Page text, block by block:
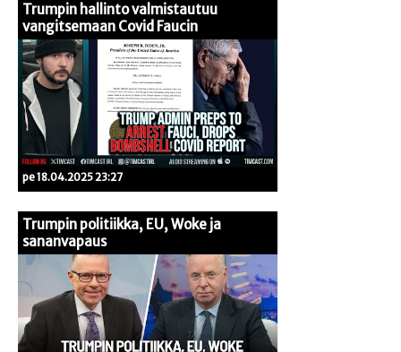
Trumpin hallinto valmistautuu
vangitsemaan Covid Faucin
pe 18.04.2025 23:27
Trumpin politiikka, EU, Woke ja
sananvapaus